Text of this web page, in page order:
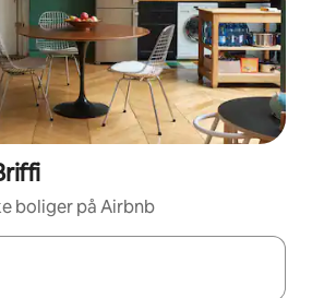
boliger på Airbnb
skal du navigere med